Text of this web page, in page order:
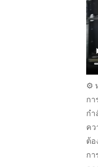
⚙️
กา
กำ
คว
ต้อ
กา